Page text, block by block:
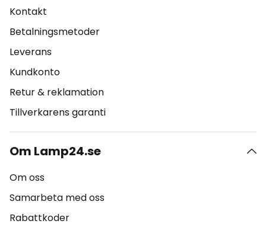
Kontakt
Betalningsmetoder
Leverans
Kundkonto
Retur & reklamation
Tillverkarens garanti
Om Lamp24.se
Om oss
Samarbeta med oss
Rabattkoder